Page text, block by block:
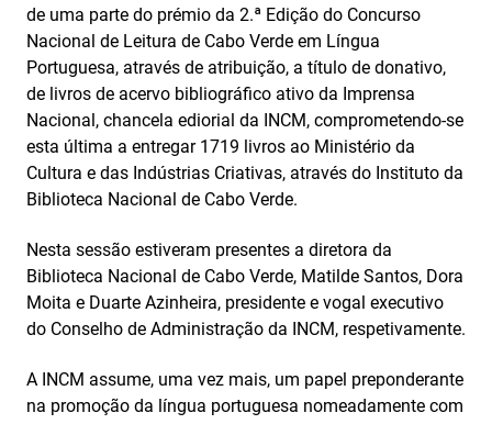
de uma parte do prémio da 2.ª Edição do Concurso
Nacional de Leitura de Cabo Verde em Língua
Portuguesa, através de atribuição, a título de donativo,
de livros de acervo bibliográfico ativo da Imprensa
Nacional, chancela ediorial da INCM, comprometendo-se
esta última a entregar 1719 livros ao Ministério da
Cultura e das Indústrias Criativas, através do Instituto da
Biblioteca Nacional de Cabo Verde.
Nesta sessão estiveram presentes a diretora da
Biblioteca Nacional de Cabo Verde, Matilde Santos, Dora
Moita e Duarte Azinheira, presidente e vogal executivo
do Conselho de Administração da INCM, respetivamente.
A INCM assume, uma vez mais, um papel preponderante
na promoção da língua portuguesa nomeadamente com